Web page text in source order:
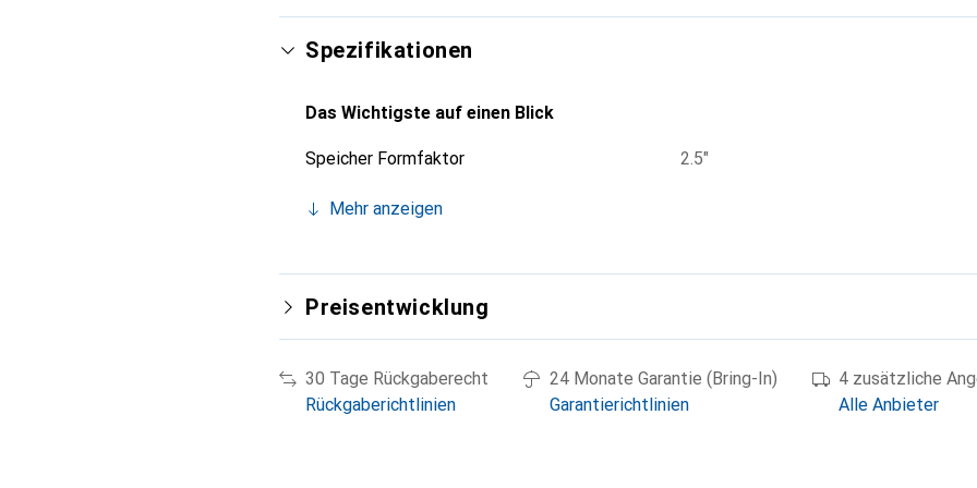
Hartgehäuse.
Spezifikationen
Das Wichtigste auf einen Blick
Speicher Formfaktor 2.5"
Mehr anzeigen
Preisentwicklung
30 Tage Rückgaberecht
Rückgaberichtlinien
24 Monate Garantie (Bring-In)
Garantierichtlinien
4 zusätzliche
Alle Anbieter